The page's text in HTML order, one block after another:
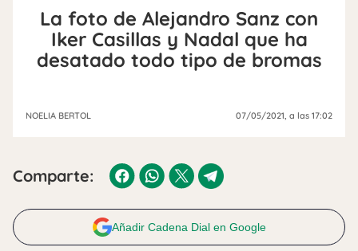
La foto de Alejandro Sanz con
Iker Casillas y Nadal que ha
desatado todo tipo de bromas
NOELIA BERTOL 07/05/2021 , a las 17:02
Comparte:
Añadir Cadena Dial en Google